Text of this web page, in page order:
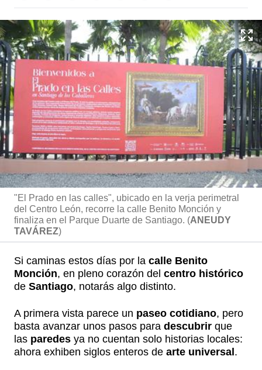
"El Prado en las calles", ubicado en la verja perimetral
del Centro León, recorre la calle Benito Monción y
finaliza en el Parque Duarte de Santiago. (ANEUDY
TAVÁREZ)
Si caminas estos días por la calle Benito
Monción, en pleno corazón del centro histórico
de Santiago, notarás algo distinto.
A primera vista parece un paseo cotidiano, pero
basta avanzar unos pasos para descubrir que
las paredes ya no cuentan solo historias locales:
ahora exhiben siglos enteros de arte universal .